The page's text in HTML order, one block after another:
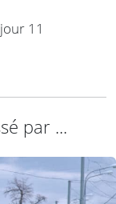
11
par ...